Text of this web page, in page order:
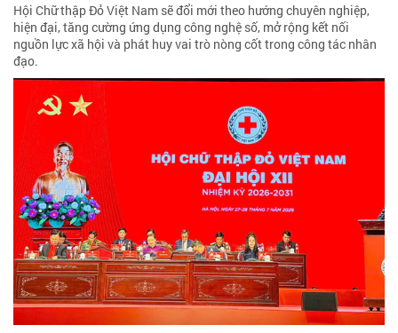
Hội Chữ thập Đỏ Việt Nam sẽ đổi mới theo hướng chuyên nghiệp,
hiện đại, tăng cường ứng dụng công nghệ số, mở rộng kết nối
nguồn lực xã hội và phát huy vai trò nòng cốt trong công tác nhân
đạo.